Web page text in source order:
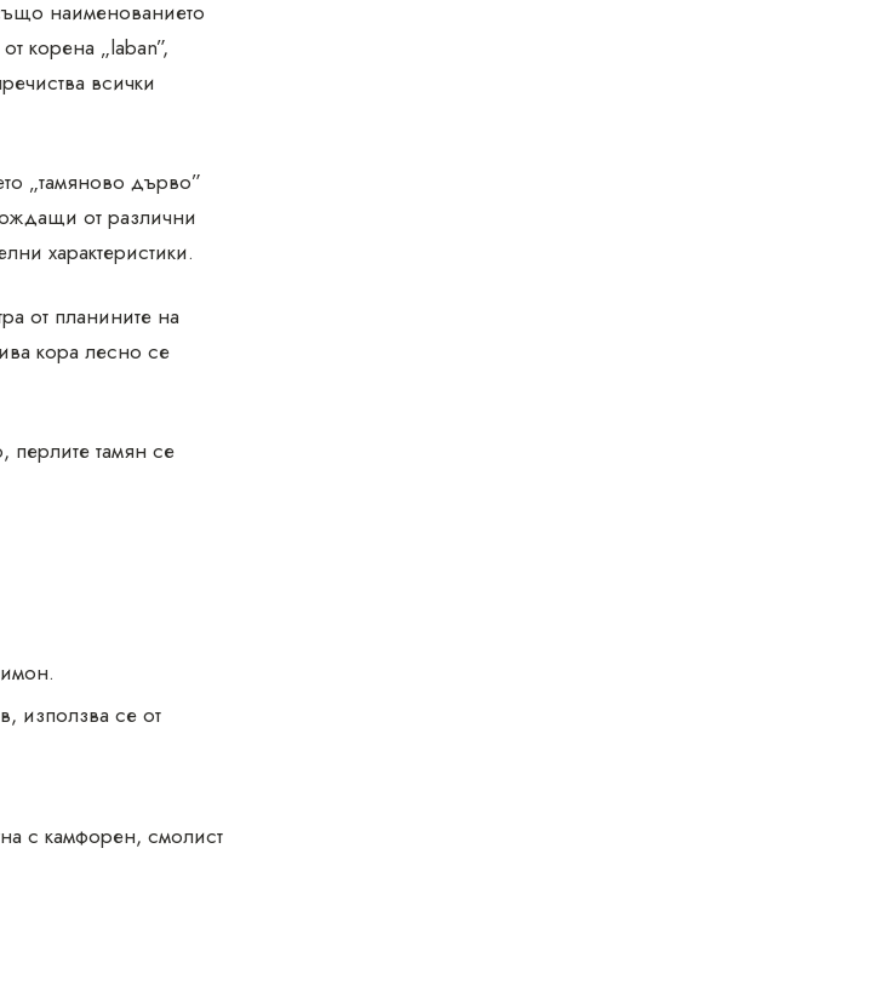
наименованието
корена „laban”,
всички
„тамяново дърво”
от различни
характеристики.
от планините на
кора лесно се
перлите тамян се
използва се от
с камфорен, смолист